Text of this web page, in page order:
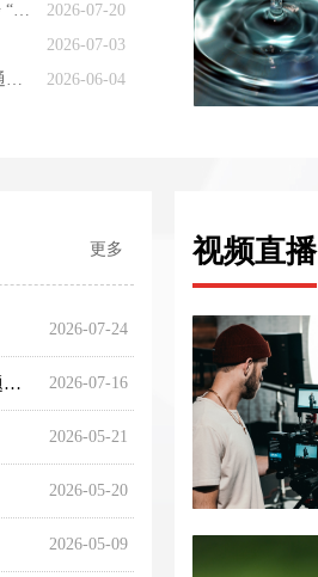
更多
2026-07-24
2026-07-16
新修订的商标法明年1月1日起施行，着力破解困扰行业发展问题—— 彰显商标不是“藏品”而是“用品”
2026-05-21
2026-05-20
2026-05-09
视频直播
2026-07-20
我国空间太阳能电站建设迈出关键一步 “逐日”蹄疾，电从太空来
2026-07-03
2026-06-04
平陆运河全线通水 西南开辟江海直连通道 字体： 小 中 大 分享到：